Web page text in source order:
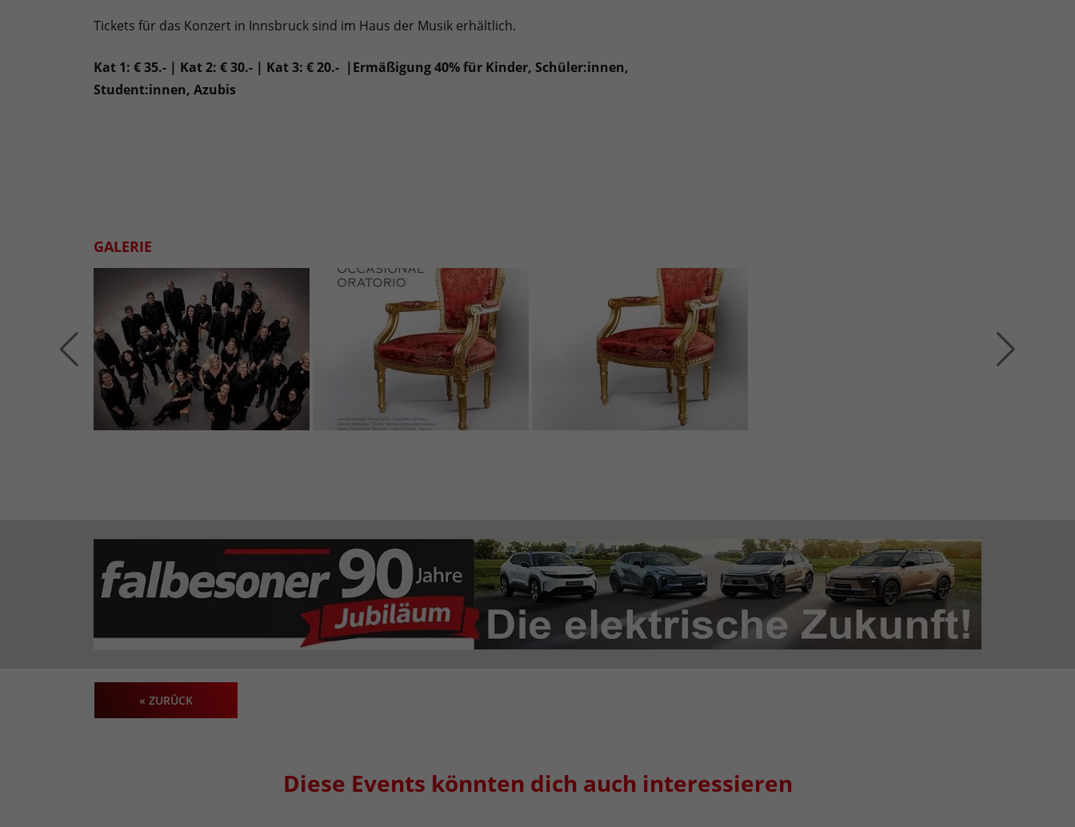
Tickets für das Konzert in Innsbruck sind im Haus der Musik erhältlich.
Kat 1: € 35.- | Kat 2: € 30.- | Kat 3: € 20.- |Ermäßigung 40% für Kinder, Schüler:innen,
Student:innen, Azubis
GALERIE
« ZURÜCK
Diese Events könnten dich auch interessieren